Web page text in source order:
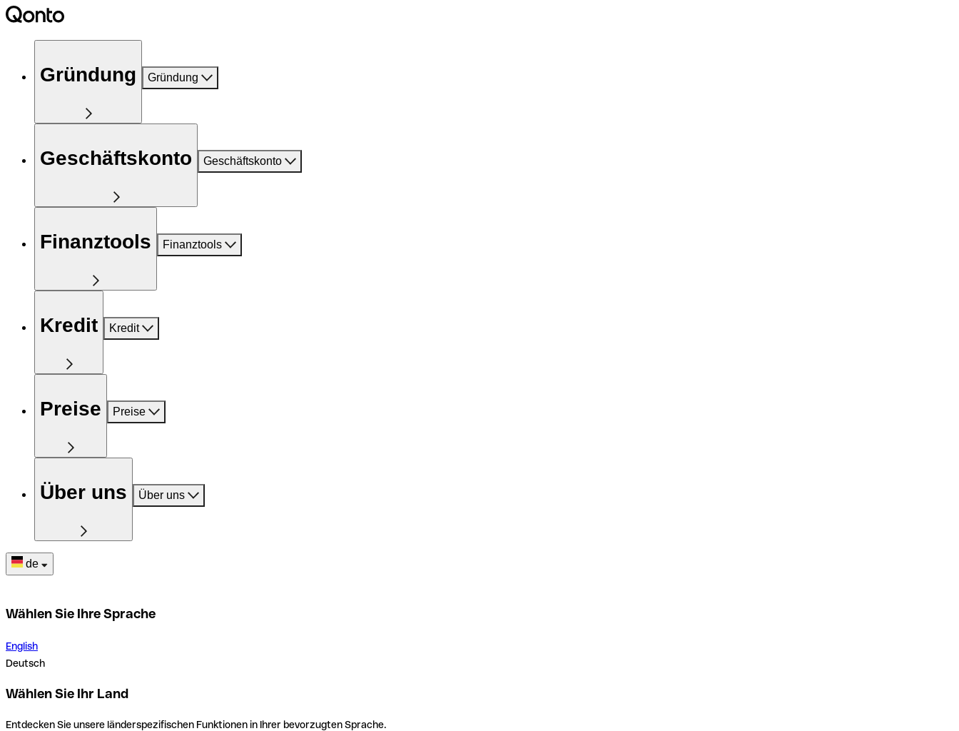
Gründung Gründung
Geschäftskonto Geschäftskonto
Finanztools Finanztools
Kredit Kredit
Preise Preise
Über uns Über uns
de
Wählen Sie Ihre Sprache
English
Deutsch
Wählen Sie Ihr Land
Entdecken Sie unsere länderspezifischen Funktionen in Ihrer bevorzugten Sprache.